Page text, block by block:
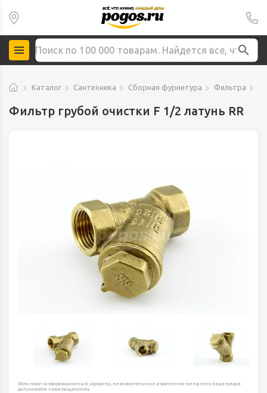
Каталог Сантехника Сборная фурнитура Фильтра
Фильтр грубой очистки F 1/2 латунь RR
Фото носят информационный характер, незначительные изменения внешнего вида товара
допускаются производителем.